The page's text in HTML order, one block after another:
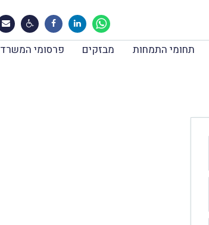
תחומי התמחות מבזקים פרסומי המשרד